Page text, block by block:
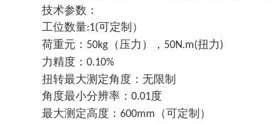
技术参数：
工位数量:1(可定制）
荷重元： 50kg （压力）， 50N.m(扭力)
力精度： 0.10%
扭转最大测定角度：无限制
角度最小分辨率： 0.01度
最大测定高度： 600mm （可定制）